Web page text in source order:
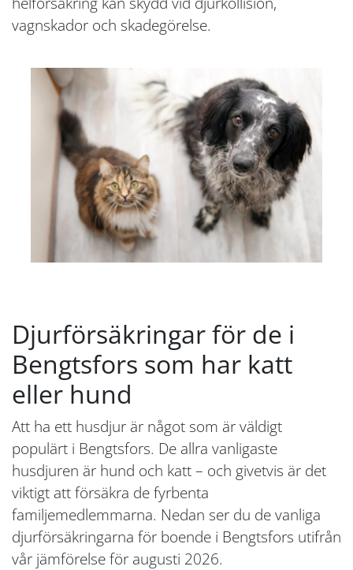
vagnskador och skadegörelse.
Djurförsäkringar för de i
Bengtsfors som har katt
eller hund
Att ha ett husdjur är något som är väldigt
populärt i Bengtsfors. De allra vanligaste
husdjuren är hund och katt – och givetvis är det
viktigt att försäkra de fyrbenta
familjemedlemmarna. Nedan ser du de vanliga
djurförsäkringarna för boende i Bengtsfors utifrån
vår jämförelse för augusti 2026.